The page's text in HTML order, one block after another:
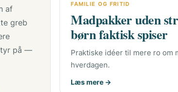
af
greb
på —
FAMILIE OG FRITID
Madpakker uden
børn faktisk spiser
Praktiske idéer til mere ro om
hverdagen.
Læs mere →